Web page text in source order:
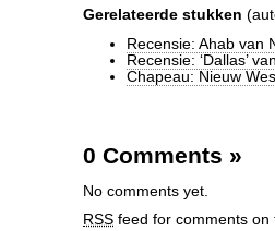
Gerelateerde stukken
Recensie: Ahab van
Recensie: ‘Dallas’
Chapeau: Nieuw
0 Comments »
No comments yet.
RSS feed for comments on